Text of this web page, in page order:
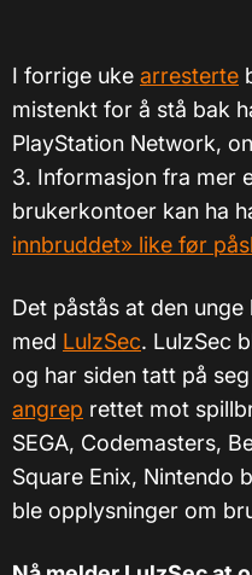
I forrige uke arresterte
mistenkt for å stå bak
PlayStation Network,
3. Informasjon fra mer
brukerkontoer kan ha
innbruddet» like før
Det påstås at den
med LulzSec. LulzSec
og har siden tatt på
angrep rettet mot
SEGA, Codemasters,
Square Enix, Nintendo
ble opplysninger om